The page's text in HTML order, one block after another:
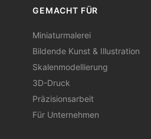
GEMACHT FÜR
Miniaturmalerei
Bildende Kunst & Illustration
Skalenmodellierung
3D-Druck
Präzisionsarbeit
Für Unternehmen